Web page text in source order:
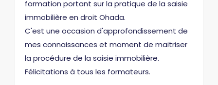
formation portant sur la pratique de la saisie
immobilière en droit Ohada.
C'est une occasion d'approfondissement de
mes connaissances et moment de maitriser
la procédure de la saisie immobilière.
Félicitations à tous les formateurs.